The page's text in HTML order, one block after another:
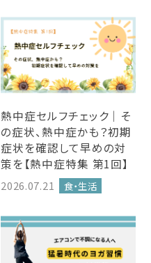
熱中症セルフチェック｜そ
の症状、熱中症かも？初期
症状を確認して早めの対
策を【熱中症特集 第1回】
2026.07.21 食・生活